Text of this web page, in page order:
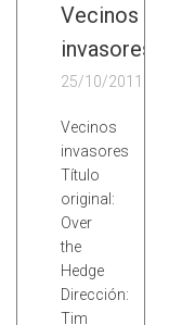
Vecinos
invasores
25/10/2011
Vecinos
invasores
Título
original:
Over
the
Hedge
Dirección:
Tim